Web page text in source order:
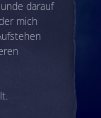
darauf
mich